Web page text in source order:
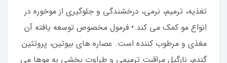
تغذیه، ترمیم، نرمی، درخشندگی و جلوگیری از موخوره در
انواع مو کمک می کند.• فرمول مخصوص توسعه یافته آن
مغذی و مرطوب کننده است. عصاره های بیوتین، پروتئین
گندم، نارگیل مراقبت ترمیمی و طراوت بخشی به موها می